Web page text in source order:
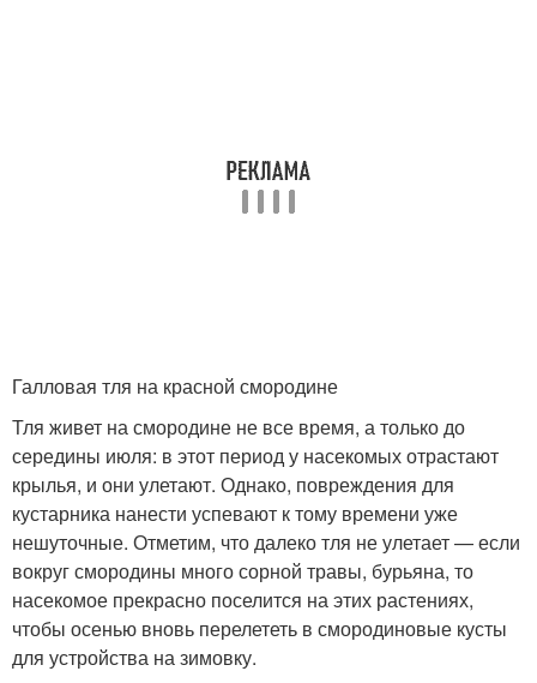
Галловая тля на красной смородине
Тля живет на смородине не все время, а только до
середины июля: в этот период у насекомых отрастают
крылья, и они улетают. Однако, повреждения для
кустарника нанести успевают к тому времени уже
нешуточные. Отметим, что далеко тля не улетает — если
вокруг смородины много сорной травы, бурьяна, то
насекомое прекрасно поселится на этих растениях,
чтобы осенью вновь перелететь в смородиновые кусты
для устройства на зимовку.